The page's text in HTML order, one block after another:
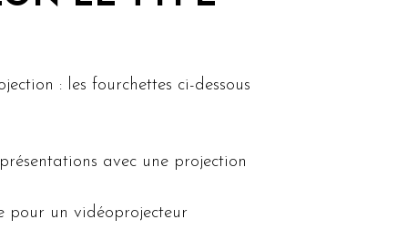
: les fourchettes ci-dessous
avec une projection
pour un vidéoprojecteur